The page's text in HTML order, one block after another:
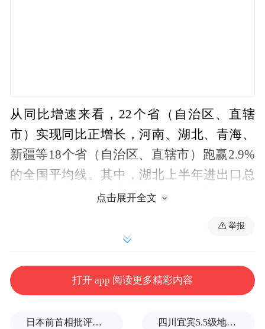
从同比增速来看，22个省（自治区、直辖
市）实现同比正增长，河南、湖北、青海、
新疆等18个省（自治区、直辖市）跑赢2.9%
的全国平均线。其中，湖北上半年进出口总
值增长28.4%，在上述31个省份中排名第
依次位列全国第九、第十、第十一位，不仅
总量接近，增速也呈现出携手共进的良好态
点击展开全文
举报
打开 app 阅读更多精彩内容
日本前首相批评高市在处理中美关系上缺乏战略 四川宜宾5.5级地震后，余震为什么持续不断？官方回应